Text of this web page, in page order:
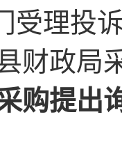
受理投
财政局
购提出